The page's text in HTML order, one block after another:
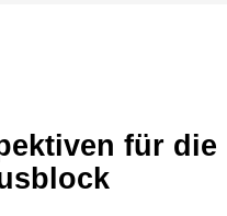
für die